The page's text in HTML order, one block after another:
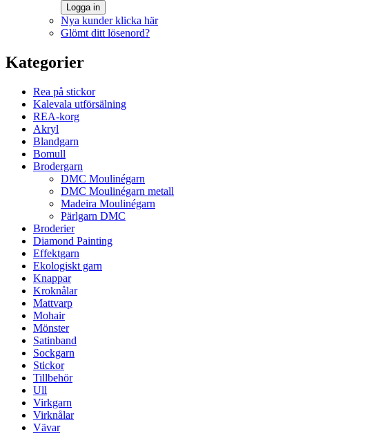
Logga in
Nya kunder klicka här
Glömt ditt lösenord?
Kategorier
Rea på stickor
Kalevala utförsälning
REA-korg
Akryl
Blandgarn
Bomull
Brodergarn
DMC Moulinégarn
DMC Moulinégarn metall
Madeira Moulinégarn
Pärlgarn DMC
Broderier
Diamond Painting
Effektgarn
Ekologiskt garn
Knappar
Kroknålar
Mattvarp
Mohair
Mönster
Satinband
Sockgarn
Stickor
Tillbehör
Ull
Virkgarn
Virknålar
Vävar